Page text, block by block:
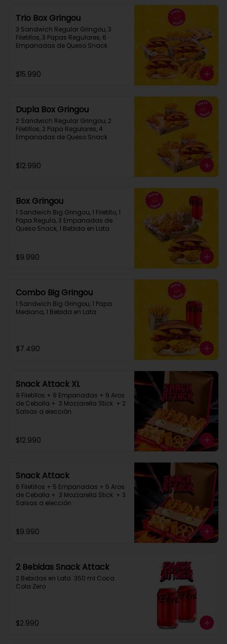
Trio Box Gringou
3 Sandwich Regular Gringou, 3
Filetillos, 3 Papas Regulares, 6
Empanadas de Queso Snack
$15.990
Dupla Box Gringou
2 Sandwich Regular Gringou, 2
Filetillos, 2 Papa Regulares, 4
Empanadas de Queso Snack
$12.990
Box Gringou
1 Sandwich Big Gringou, 1 Filetillo, 1
Papa Regula, 3 Empanadas de
Queso Snack, 1 Bebida en Lata
$9.990
Combo Big Gringou
1 Sandwich Big Gringou, 1 Papa
Mediana, 1 Bebida en Lata
$7.490
Snack Attack XL
9 Filetillos + 9 Empanadas + 9 Aros
de Cebolla +  3 Mozzarella Stick  + 2
Salsas a elección
$12.990
Snack Attack
6 Filetillos + 5 Empanadas + 5 Aros
de Cebolla +  3 Mozzarella Stick  + 3
Salsas a elección
$9.990
2 Bebidas Snack Attack
2 Bebidas en Lata  350 ml Coca
Cola Zero
$2.990